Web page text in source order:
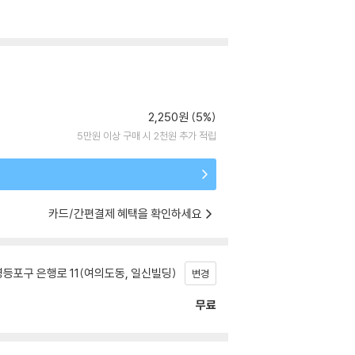
2,250원 (5%)
5만원 이상 구매 시 2천원 추가 적립
카드/간편결제 혜택을 확인하세요
포구 은행로 11(여의도동, 일신빌딩) 변경
무료